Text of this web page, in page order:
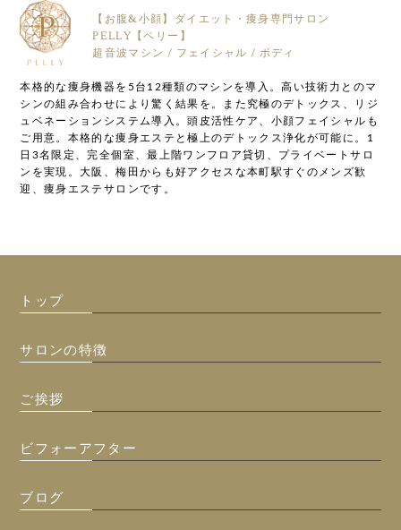
【お腹&小顔】ダイエット・痩身専門サロン
PELLY【ペリー】
超音波マシン / フェイシャル / ボディ
本格的な痩身機器を5台12種類のマシンを導入。高い技術力とのマ
シンの組み合わせにより驚く結果を。また究極のデトックス、リジ
ュベネーションシステム導入。頭皮活性ケア、小顔フェイシャルも
ご用意。本格的な痩身エステと極上のデトックス浄化が可能に。1
日3名限定、完全個室、最上階ワンフロア貸切、プライベートサロ
ンを実現。大阪、梅田からも好アクセスな本町駅すぐのメンズ歓
迎、痩身エステサロンです。
トップ
サロンの特徴
ご挨拶
ビフォーアフター
ブログ